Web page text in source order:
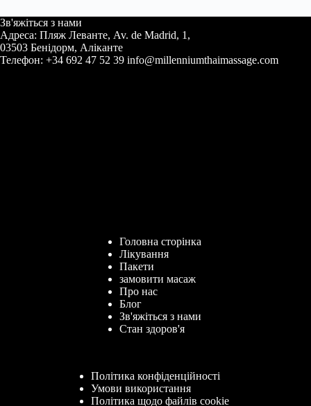
Зв'яжіться з нами
Адреса: Пляж Леванте, Av. de Madrid, 1,
03503 Бенідорм, Аліканте
Телефон: +34 692 47 52 39 info@millenniumthaimassage.com
Головна сторінка
Лікування
Пакети
замовити масаж
Про нас
Блог
Зв'яжіться з нами
Стан здоров'я
Політика конфіденційності
Умови використання
Політика щодо файлів cookie